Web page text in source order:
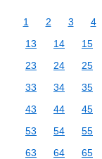
1 2 3 4
13
14 15
23
24 25
33
34 35
43
44 45
53
54 55
63
64 65